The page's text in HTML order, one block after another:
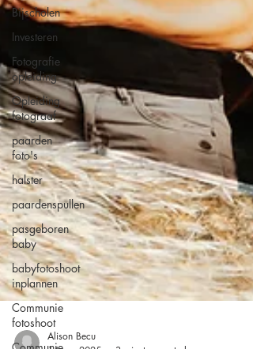
Bijscholen
Investeren
Fotografie
opleiding
Opleiding
fotograaf
paarden
foto's
halster
paardenspullen
pasgeboren
baby
babyfotoshoot
inplannen
Communie
fotoshoot